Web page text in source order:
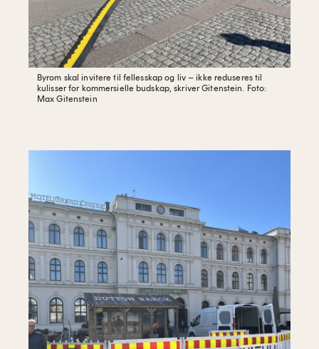
Byrom skal invitere til fellesskap og liv – ikke reduseres til
kulisser for kommersielle budskap, skriver Gitenstein.
Foto:
Max Gitenstein